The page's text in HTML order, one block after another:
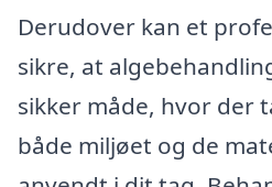
Derudover kan et
sikre, at
sikker måde, hvor der
både miljøet og de